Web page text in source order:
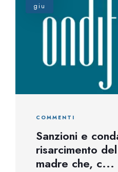
giu
COMMENTI
Sanzioni e
risarcimento
madre che, c...